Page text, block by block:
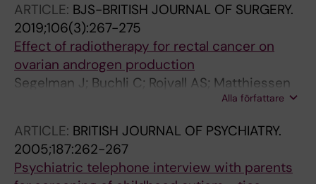
ARTICLE: BJS-BRITISH JOURNAL OF SURGERY.
2019;106(3):267-275
Effect of radiotherapy for rectal cancer on
ovarian androgen production
Segelman J; Buchli C; Rojvall AS; Matthiessen
P; Arver S; Bottai M; Ahlberg M; Jasuja R;
Alla författare
ARTICLE: BRITISH JOURNAL OF PSYCHIATRY.
2005;187:262-267
Psychiatric telephone interview with parents